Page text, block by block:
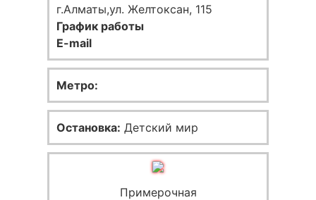
г.Алматы,ул. Желтоксан, 115
График работы
E-mail
Метро:
Остановка: Детский мир
Примерочная